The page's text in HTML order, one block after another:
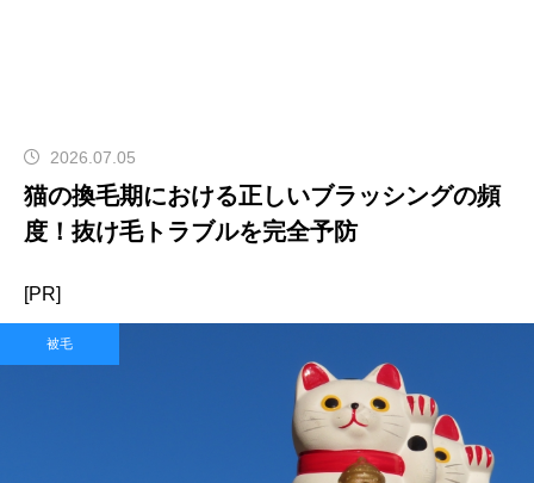
2026.07.05
猫の換毛期における正しいブラッシングの頻
度！抜け毛トラブルを完全予防
[PR]
被毛